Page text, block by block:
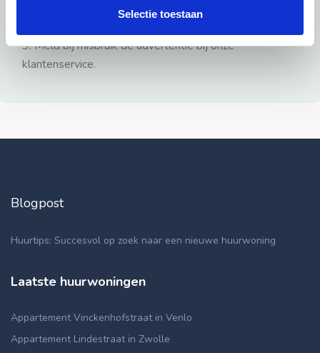
Selectie toestaan
3: Meld bij misbruik de advertentie bij onze
klantenservice.
Blogpost
Huurtips: Succesvol op zoek naar een nieuwe huurwoning
Laatste huurwoningen
Appartement Vinckenhofstraat in Venlo
Appartement Lindestraat in Zwolle